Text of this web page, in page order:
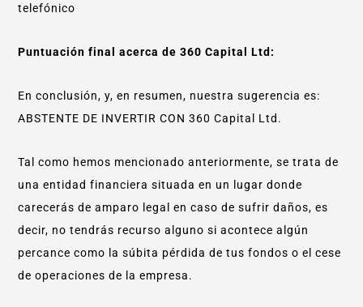
telefónico
Puntuación final acerca de 360 Capital Ltd:
En conclusión, y, en resumen, nuestra sugerencia es:
ABSTENTE DE INVERTIR CON 360 Capital Ltd.
Tal como hemos mencionado anteriormente, se trata de
una entidad financiera situada en un lugar donde
carecerás de amparo legal en caso de sufrir daños, es
decir, no tendrás recurso alguno si acontece algún
percance como la súbita pérdida de tus fondos o el cese
de operaciones de la empresa.